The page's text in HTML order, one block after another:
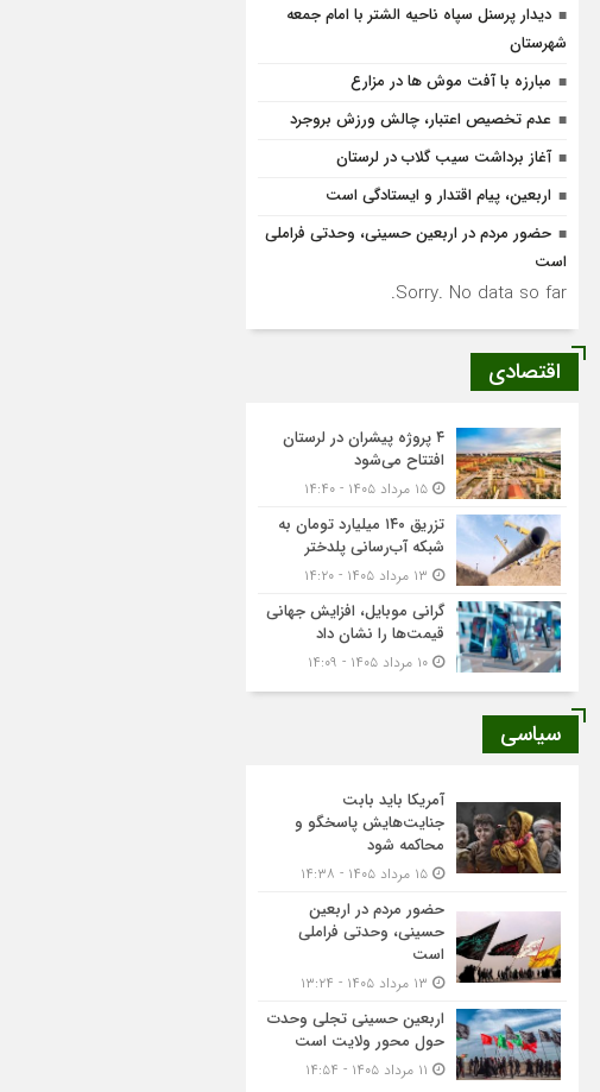
دیدار پرسنل سپاه ناحیه الشتر با امام جمعه
شهرستان
مبارزه با آفت موش ها در مزارع
عدم تخصیص اعتبار، چالش ورزش بروجرد
آغاز برداشت سیب گلاب در لرستان
اربعین، پیام اقتدار و ایستادگی است
حضور مردم در اربعین حسینی، وحدتی فراملی
است
Sorry. No data so far.
اقتصادی
۴ پروژه پیشران در لرستان
افتتاح می‌شود
تزریق ۱۴۰ میلیارد تومان به
شبکه آب‌رسانی پلدختر
گرانی موبایل، افزایش جهانی
قیمت‌ها را نشان داد
سیاسی
آمریکا باید بابت
جنایت‌هایش پاسخگو و
محاکمه شود
حضور مردم در اربعین
حسینی، وحدتی فراملی
است
اربعین حسینی تجلی وحدت
حول محور ولایت است